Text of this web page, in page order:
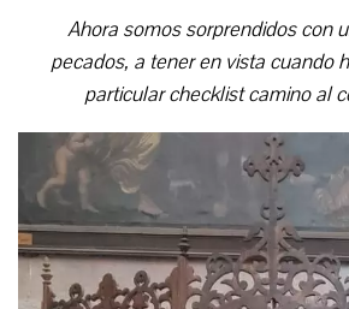
Ahora somos sorprendidos con
pecados, a tener en vista cuando
particular checklist camino al